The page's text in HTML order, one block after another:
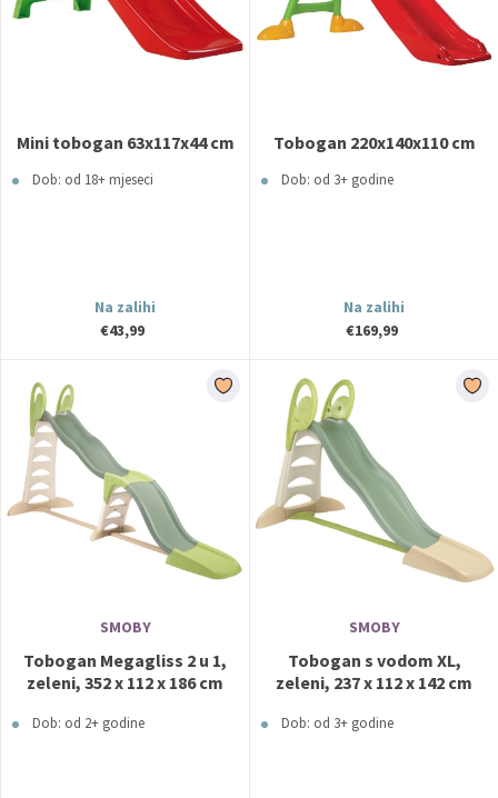
Mini tobogan 63x117x44 cm
Dob: od 18+ mjeseci
Na zalihi
€43,99
Tobogan 220x140x110 cm
Dob: od 3+ godine
Na zalihi
€169,99
SMOBY
Tobogan Megagliss 2 u 1,
zeleni, 352 x 112 x 186 cm
Dob: od 2+ godine
SMOBY
Tobogan s vodom XL,
zeleni, 237 x 112 x 142 cm
Dob: od 3+ godine